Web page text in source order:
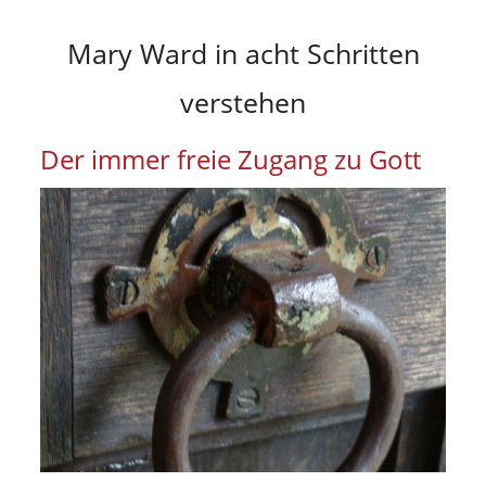
Mary Ward in acht Schritten
verstehen
Der immer freie Zugang zu Gott